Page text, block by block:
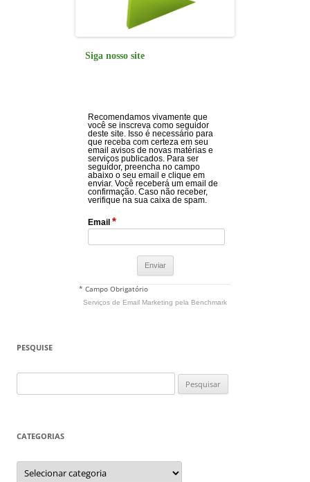
Siga nosso site
Recomendamos vivamente que
você se inscreva como seguidor
deste site. Isso é necessário para
que receba com certeza em seu
email avisos de novas matérias e
serviços publicados. Para ser
seguidor, preencha no campo
abaixo o seu email e clique em
enviar. Você receberá um email de
confirmação. Caso não receber,
verifique na sua caixa de spam.
Email *
* Campo Obrigatório
Serviços de Email Marketing pela Benchmark
PESQUISE
por:
CATEGORIAS
Categorias